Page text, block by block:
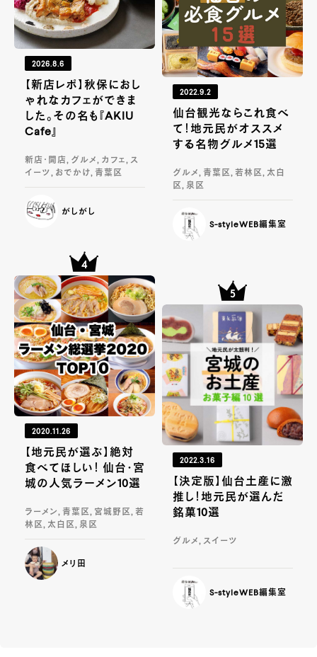
2026.8.6
【新店レポ】秋保におし
ゃれなカフェができま
した。その名も『AKIU
Cafe』
新店・開店, グルメ, カフェ, ス
イーツ, おでかけ, 青葉区
がしがし
2022.9.2
仙台観光ならこれ食べ
て！地元民がオススメ
する名物グルメ15選
グルメ, 青葉区, 若林区, 太白
区, 泉区
S-styleWEB編集室
2020.11.26
【地元民が選ぶ】絶対
食べてほしい！ 仙台・宮
城の人気ラーメン10選
ラーメン, 青葉区, 宮城野区, 若
林区, 太白区, 泉区
メリ田
2022.3.16
【決定版】仙台土産に激
推し！地元民が選んだ
銘菓10選
グルメ, スイーツ
S-styleWEB編集室